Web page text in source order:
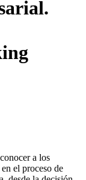
a los
el proceso de